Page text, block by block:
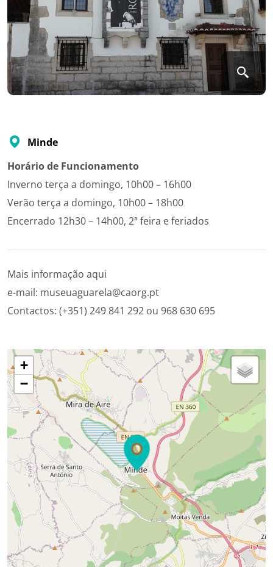
Minde
Ho­rário de Fun­ci­o­na­mento
Inverno terça a domingo, 10h00 – 16h00
Verão terça a domingo, 10h00 – 18h00
Encerrado 12h30 – 14h00, 2ª feira e feriados
Mais informação aqui
e-mail: museuaguarela@caorg.pt
Contactos: (+351) 249 841 292 ou 968 630 695
+
−